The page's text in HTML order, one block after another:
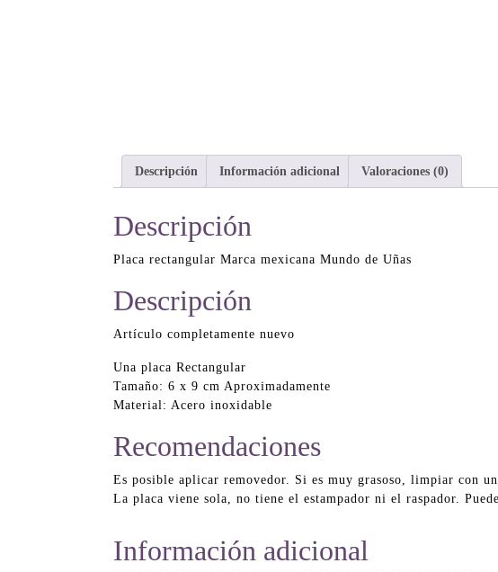
Descripción Información adicional Valoraciones (0)
Descripción
Placa rectangular Marca mexicana Mundo de Uñas
Descripción
Artículo completamente nuevo
Una placa Rectangular
Tamaño: 6 x 9 cm Aproximadamente
Material: Acero inoxidable
Recomendaciones
Es posible aplicar removedor. Si es muy grasoso, limpiar con
La placa viene sola, no tiene el estampador ni el raspador.
Información adicional